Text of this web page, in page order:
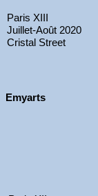
Paris XIII
Juillet-Août 2020
Cristal Street
Emyarts